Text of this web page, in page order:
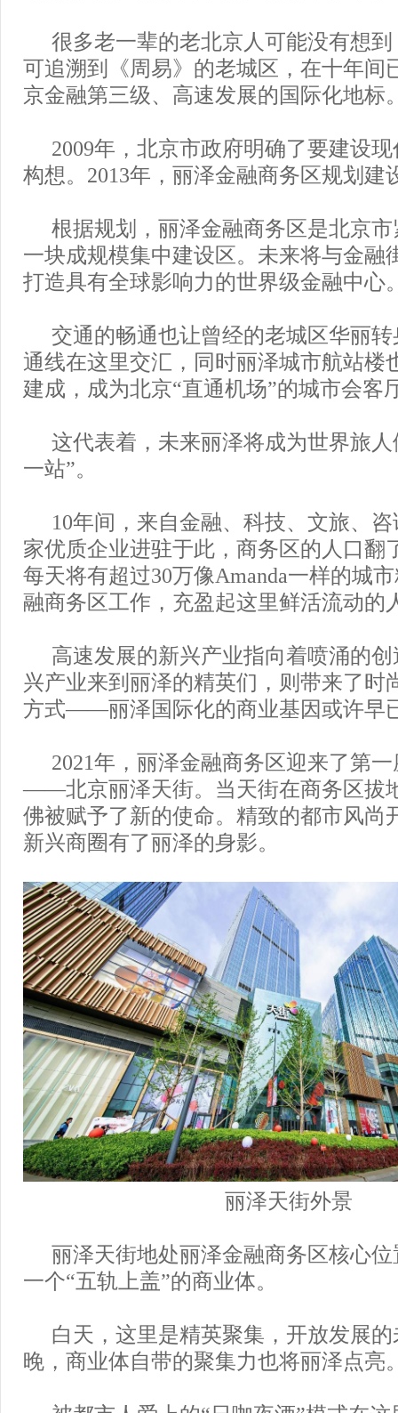
很多老一辈的老北京人可能没有想
可追溯到《周易》的老城区，在十年间
京金融第三级、高速发展的国际化地标
2009年，北京市政府明确了要建设
构想。2013年，丽泽金融商务区规划建
根据规划，丽泽金融商务区是北京
一块成规模集中建设区。未来将与金融
打造具有全球影响力的世界级金融中心
交通的畅通也让曾经的老城区华丽
通线在这里交汇，同时丽泽城市航站楼
建成，成为北京“直通机场”的城市会客
这代表着，未来丽泽将成为世界旅
一站”。
10年间，来自金融、科技、文旅、
家优质企业进驻于此，商务区的人口翻
每天将有超过30万像Amanda一样的城
融商务区工作，充盈起这里鲜活流动的
高速发展的新兴产业指向着喷涌的
兴产业来到丽泽的精英们，则带来了时
方式——丽泽国际化的商业基因或许早
2021年，丽泽金融商务区迎来了第
——北京丽泽天街。当天街在商务区拔
佛被赋予了新的使命。精致的都市风尚
新兴商圈有了丽泽的身影。
丽泽天街外景
丽泽天街地处丽泽金融商务区核心
一个“五轨上盖”的商业体。
白天，这里是精英聚集，开放发展
晚，商业体自带的聚集力也将丽泽点亮